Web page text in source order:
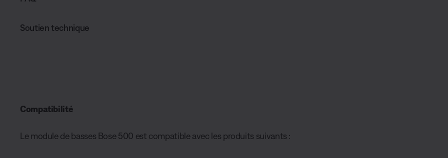
Soutien technique
Compatibilité
Le module de basses Bose 500 est compatible avec les produits suivants :